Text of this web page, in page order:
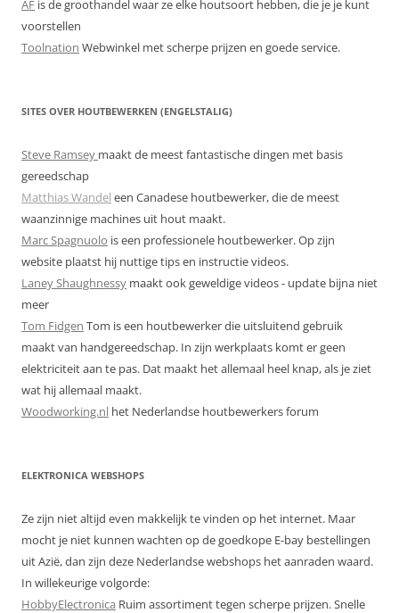
AF is de groothandel waar ze elke houtsoort hebben, die je je kunt
voorstellen
Toolnation Webwinkel met scherpe prijzen en goede service.
SITES OVER HOUTBEWERKEN (ENGELSTALIG)
Steve Ramsey maakt de meest fantastische dingen met basis
gereedschap
Matthias Wandel een Canadese houtbewerker, die de meest
waanzinnige machines uit hout maakt.
Marc Spagnuolo is een professionele houtbewerker. Op zijn
website plaatst hij nuttige tips en instructie videos.
Laney Shaughnessy maakt ook geweldige videos - update bijna niet
meer
Tom Fidgen Tom is een houtbewerker die uitsluitend gebruik
maakt van handgereedschap. In zijn werkplaats komt er geen
elektriciteit aan te pas. Dat maakt het allemaal heel knap, als je ziet
wat hij allemaal maakt.
Woodworking.nl het Nederlandse houtbewerkers forum
ELEKTRONICA WEBSHOPS
Ze zijn niet altijd even makkelijk te vinden op het internet. Maar
mocht je niet kunnen wachten op de goedkope E-bay bestellingen
uit Azië, dan zijn deze Nederlandse webshops het aanraden waard.
In willekeurige volgorde:
HobbyElectronica Ruim assortiment tegen scherpe prijzen. Snelle